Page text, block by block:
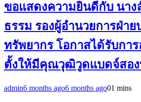
ขอแสดงความยินดีกับ นา
ธรรม รองผู้อำนวยการฝ่าย
ทรัพยากร โอกาสได้รับกา
ตั้งให้มีคุณวุฒิวูดแบดจ์สอ
admin6 months ago6 months ago01 mins